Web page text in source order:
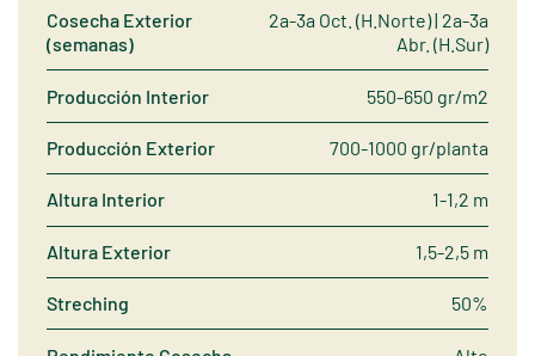
Cosecha Exterior
(semanas)
2a-3a Oct. (H.Norte) | 2a-3a
Abr. (H.Sur)
Producción Interior 550-650 gr/m2
Producción Exterior 700-1000 gr/planta
Altura Interior 1-1,2 m
Altura Exterior 1,5-2,5 m
Streching 50%